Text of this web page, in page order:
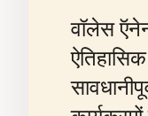
वॉलेस